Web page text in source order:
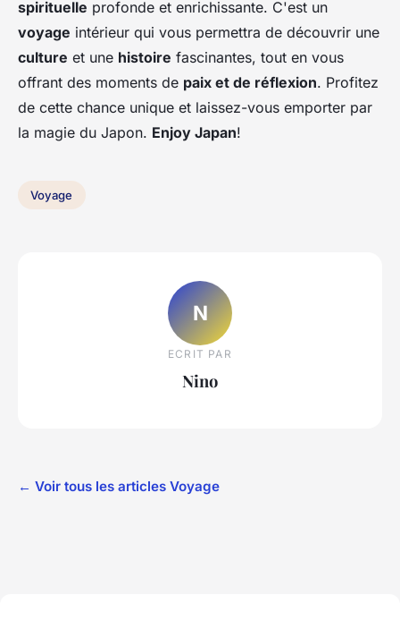
spirituelle profonde et enrichissante. C'est un
voyage intérieur qui vous permettra de découvrir une
culture et une histoire fascinantes, tout en vous
offrant des moments de paix et de réflexion. Profitez
de cette chance unique et laissez-vous emporter par
la magie du Japon. Enjoy Japan!
Voyage
N
ECRIT PAR
Nino
← Voir tous les articles Voyage